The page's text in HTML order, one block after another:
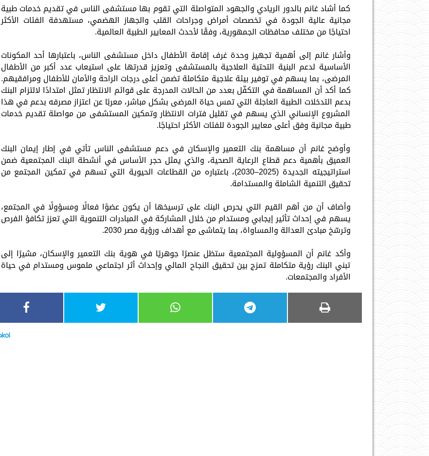
كما أشاد غانم بالدور الريادي والجهود المتواصلة التي تقوم بها مستشفى الناس في تقديم خدمات طبية
مجانية عالية الجودة في تخصصات أمراض وجراحات القلب والجهاز الهضمي، مستهدفة الفئات الأكثر
احتياجًا من مختلف محافظات الجمهورية، وفقًا لأحدث المعايير الطبية العالمية.
وأشار غانم إلى أهمية تجهيز وحدة غرف إقامة الأطفال داخل مستشفى الناس، باعتبارها أحد المكونات
الأساسية لدعم البنية التحتية العلاجية بالمستشفى وتعزيز قدرتها على استيعاب عدد أكبر من الأطفال
المرضى، بما يسهم في توفير بيئة علاجية متكاملة تضمن أعلى درجات الراحة والأمان للأطفال ومرافقيهم.
كما أكد أن المساهمة في التكفّل بعدد من الحالات المدرجة على قوائم الانتظار تمثل امتدادًا لالتزام البنك
بدعم التدخلات الطبية العاجلة التي تمس حياة المرضى بشكل مباشر، معربًا عن اعتزاز مصرفه بدعم في هذا
المشروع الإنساني الذي يسهم في تقليل فترات الانتظار وتمكين المستشفى من مواصلة تقديم خدمات
طبية مجانية وفق أعلى معايير الجودة للفئات الأكثر احتياجًا.
وأوضح غانم أن مساهمة بنك التعمير والإسكان في دعم مستشفى الناس تأتي في إطار إيمان البنك
العميق بأهمية دعم قطاع الرعاية الصحية، والذي يمثل حجر الأساس في أنشطة البنك المجتمعية ضمن
استراتيجيته الجديدة (2025–2030)، باعتباره من القطاعات الحيوية التي تسهم في تمكين المجتمع من
تحقيق التنمية الشاملة والمستدامة.
وأضاف أن من أهم القيم التي يحرص البنك على ترسيخها أن يكون عضوًا فعالًا ومسؤولًا في المجتمع،
يسهم في إحداث تأثير إيجابي ومستدام من خلال المشاركة في المبادرات التنموية التي تعزز تكافؤ الفرص
وترسّخ مبادئ العدالة والمساواة، بما يتماشى مع أهداف ورؤية مصر 2030.
وأكد غانم أن المسؤولية المجتمعية ستظل عنصرًا جوهريًا في هوية بنك التعمير والإسكان، مشيرًا إلى
تبني البنك رؤية متكاملة تمزج بين تحقيق النجاح المالي وإحداث أثر اجتماعي ملموس ومستدام في حياة
الأفراد والمجتمعات.